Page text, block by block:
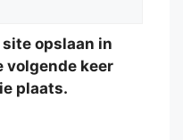
opslaan in
volgende keer
plaats.